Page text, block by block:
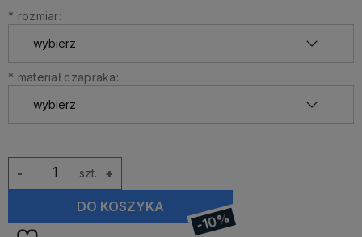
* rozmiar:
* materiał czapraka:
szt. +
-
DO KOSZYKA
-10%